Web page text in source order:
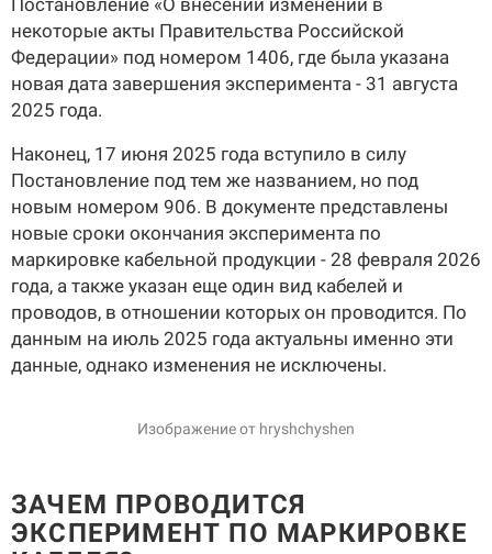
Постановление «О внесении изменений в
некоторые акты Правительства Российской
Федерации» под номером 1406, где была указана
новая дата завершения эксперимента - 31 августа
2025 года.
Наконец, 17 июня 2025 года вступило в силу
Постановление под тем же названием, но под
новым номером 906. В документе представлены
новые сроки окончания эксперимента по
маркировке кабельной продукции - 28 февраля 2026
года, а также указан еще один вид кабелей и
проводов, в отношении которых он проводится. По
данным на июль 2025 года актуальны именно эти
данные, однако изменения не исключены.
Изображение от hryshchyshen
ЗАЧЕМ ПРОВОДИТСЯ
ЭКСПЕРИМЕНТ ПО МАРКИРОВКЕ